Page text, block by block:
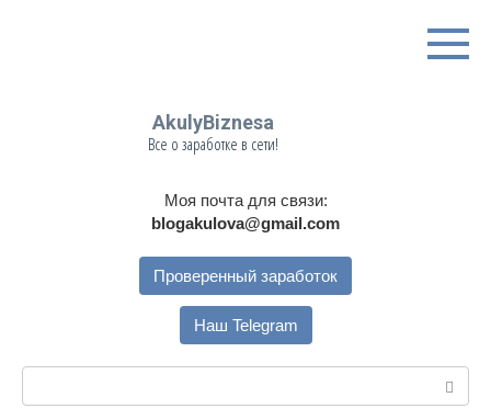
AkulyBiznesa
Все о заработке в сети!
Моя почта для связи:
blogakulova@gmail.com
Проверенный заработок
Наш Telegram